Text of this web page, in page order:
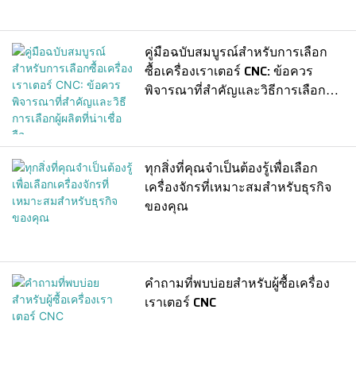
คู่มือฉบับสมบูรณ์สำหรับการเลือก
ซื้อเครื่องเราเตอร์ CNC: ข้อควร
พิจารณาที่สำคัญและวิธีการเลือกผู้
ทุกสิ่งที่คุณจำเป็นต้องรู้เพื่อเลือก
เครื่องจักรที่เหมาะสมสำหรับธุรกิจ
ของคุณ
คำถามที่พบบ่อยสำหรับผู้ซื้อเครื่อง
เราเตอร์ CNC